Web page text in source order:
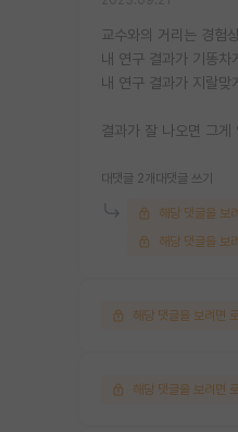
교수와의 거리는 경험상
내 연구 결과가 기똥차
내 연구 결과가 지랄맞
결과가 잘 나오면 그게
대댓글 2개 대댓글 쓰기
해당 댓글을 보
해당 댓글을 보
해당 댓글을 보려면
해당 댓글을 보려면